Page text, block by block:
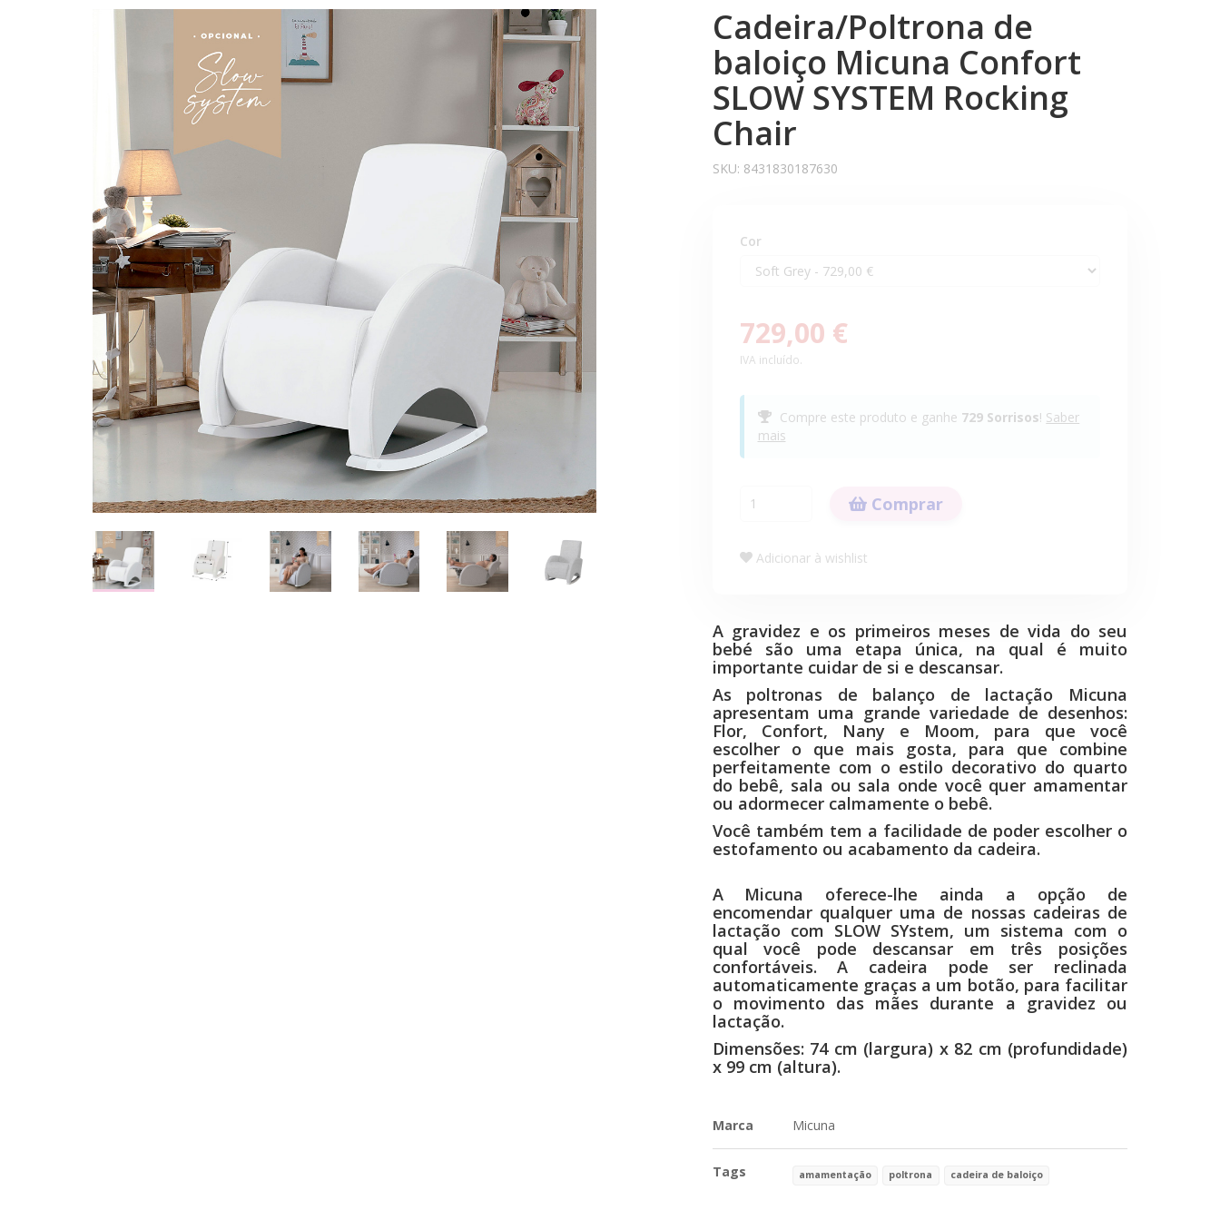
Cadeira/Poltrona de
baloiço Micuna Confort
SLOW SYSTEM Rocking
Chair
SKU: 8431830187630
Cor
729,00 €
IVA incluído.
Compre este produto e ganhe 729 Sorrisos! Saber
mais
Comprar
Adicionar à wishlist
A gravidez e os primeiros meses de vida do seu
bebé são uma etapa única, na qual é muito
importante cuidar de si e descansar.
As poltronas de balanço de lactação Micuna
apresentam uma grande variedade de desenhos:
Flor, Confort, Nany e Moom, para que você
escolher o que mais gosta, para que combine
perfeitamente com o estilo decorativo do quarto
do bebê, sala ou sala onde você quer amamentar
ou adormecer calmamente o bebê.
Você também tem a facilidade de poder escolher o
estofamento ou acabamento da cadeira.
A Micuna oferece-lhe ainda a opção de
encomendar qualquer uma de nossas cadeiras de
lactação com SLOW SYstem, um sistema com o
qual você pode descansar em três posições
confortáveis. A cadeira pode ser reclinada
automaticamente graças a um botão, para facilitar
o movimento das mães durante a gravidez ou
lactação.
Dimensões: 74 cm (largura) x 82 cm (profundidade)
x 99 cm (altura).
Marca Micuna
Tags amamentação poltrona cadeira de baloiço